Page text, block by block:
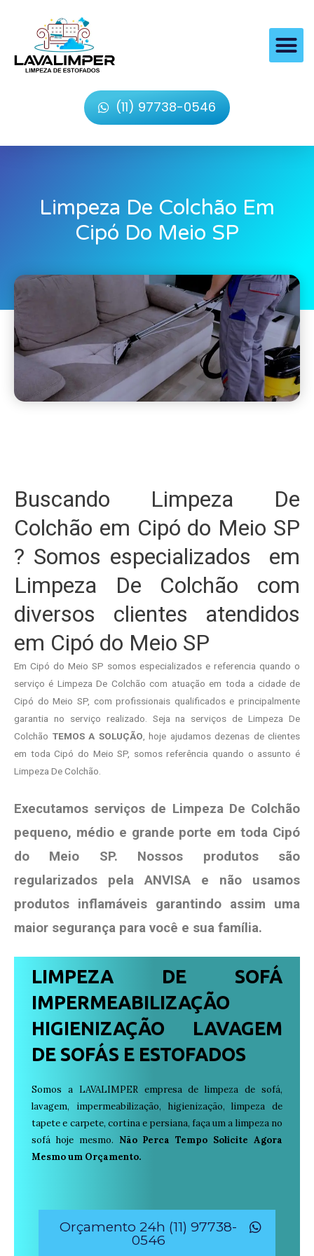
(11) 97738-0546
Limpeza De Colchão Em
Cipó Do Meio SP
Buscando Limpeza De
Colchão em Cipó do Meio SP
? Somos especializados em
Limpeza De Colchão com
diversos clientes atendidos
em Cipó do Meio SP
Em Cipó do Meio SP somos especializados e referencia quando o
serviço é Limpeza De Colchão com atuação em toda a cidade de
Cipó do Meio SP, com profissionais qualificados e principalmente
garantia no serviço realizado. Seja na serviços de Limpeza De
Colchão TEMOS A SOLUÇÃO , hoje ajudamos dezenas de clientes
em toda Cipó do Meio SP, somos referência quando o assunto é
Limpeza De Colchão.
Executamos serviços de Limpeza De Colchão
pequeno, médio e grande porte em toda Cipó
do Meio SP. Nossos produtos são
regularizados pela ANVISA e não usamos
produtos inflamáveis garantindo assim uma
maior segurança para você e sua família.
LIMPEZA DE SOFÁ
IMPERMEABILIZAÇÃO
HIGIENIZAÇÃO LAVAGEM
DE SOFÁS E ESTOFADOS
Somos a LAVALIMPER empresa de limpeza de sofá,
lavagem, impermeabilização, higienização, limpeza de
tapete e carpete, cortina e persiana, faça um a limpeza no
sofá hoje mesmo. Não Perca Tempo Solicite Agora
Mesmo um Orçamento.
Orçamento 24h (11) 97738-
0546